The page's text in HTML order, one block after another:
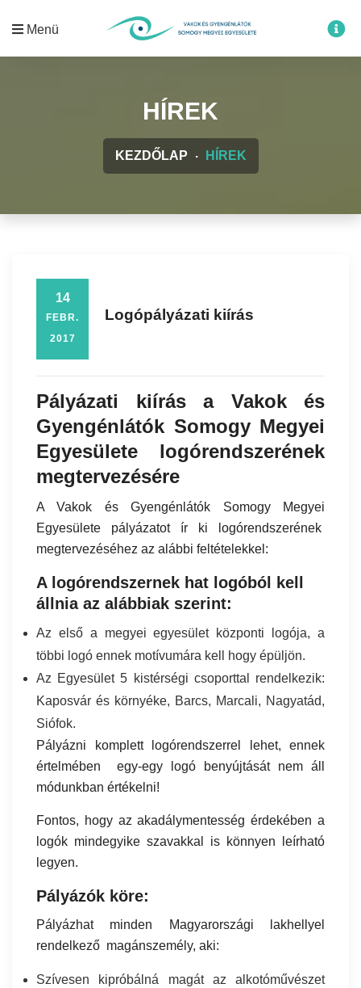
Menü
HÍREK
KEZDŐLAP HÍREK
14
FEBR.
2017
Logópályázati kiírás
Pályázati kiírás a Vakok és
Gyengénlátók Somogy Megyei
Egyesülete logórendszerének
megtervezésére
A Vakok és Gyengénlátók Somogy Megyei
Egyesülete pályázatot ír ki logórendszerének
megtervezéséhez az alábbi feltételekkel:
A logórendszernek hat logóból kell
állnia az alábbiak szerint:
Az első a megyei egyesület központi logója, a
többi logó ennek motívumára kell hogy épüljön.
Az Egyesület 5 kistérségi csoporttal rendelkezik:
Kaposvár és környéke, Barcs, Marcali, Nagyatád,
Siófok.
Pályázni komplett logórendszerrel lehet, ennek
értelmében egy-egy logó benyújtását nem áll
módunkban értékelni!
Fontos, hogy az akadálymentesség érdekében a
logók mindegyike szavakkal is könnyen leírható
legyen.
Pályázók köre:
Pályázhat minden Magyarországi lakhellyel
rendelkező magánszemély, aki:
Szívesen kipróbálná magát az alkotóművészet